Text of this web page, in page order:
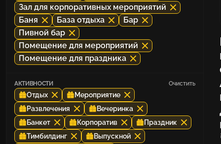
Зал для корпоративных мероприятий
Баня
База отдыха
Бар
Пивной бар
Помещение для мероприятий
Помещение для праздника
АКТИВНОСТИ Очистить
Отдых
Мероприятие
Развлечения
Вечеринка
Банкет
Корпоратив
Праздник
Тимбилдинг
Выпускной